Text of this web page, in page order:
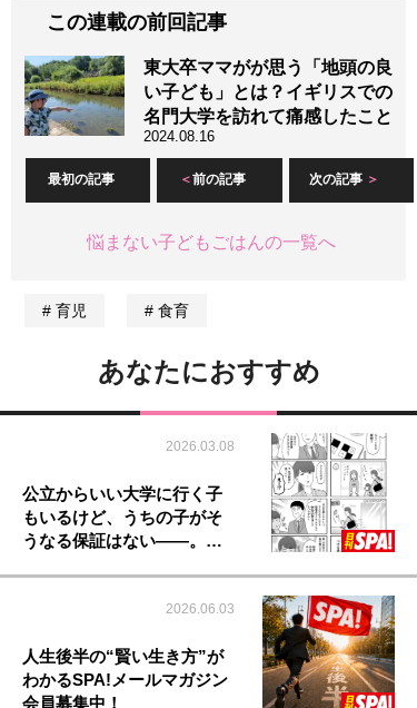
この連載の前回記事
東大卒ママがが思う「地頭の良
い子ども」とは？イギリスでの
名門大学を訪れて痛感したこと
2024.08.16
最初の記事 前の記事 次の記事
悩まない子どもごはんの一覧へ
育児 食育
あなたにおすすめ
2026.03.08
公立からいい大学に行く子
もいるけど、うちの子がそ
うなる保証はない――。…
2026.06.03
人生後半の“賢い生き方”が
わかるSPA!メールマガジン
会員募集中！